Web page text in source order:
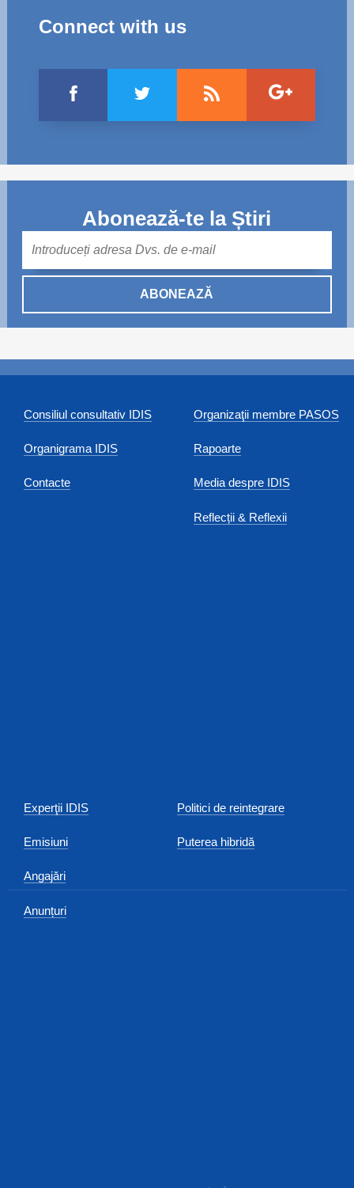
Connect with us
Abonează-te la Știri
ABONEAZĂ
Consiliul consultativ IDIS
Organigrama IDIS
Contacte
Organizaţii membre PASOS
Rapoarte
Media despre IDIS
Reflecții & Reflexii
Experţii IDIS
Emisiuni
Angajări
Anunțuri
Politici de reintegrare
Puterea hibridă